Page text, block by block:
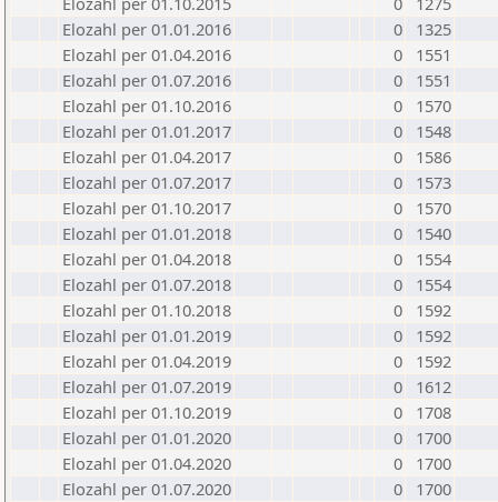
Elozahl per 01.01.2016
0
1325
Elozahl per 01.04.2016
0
1551
Elozahl per 01.07.2016
0
1551
Elozahl per 01.10.2016
0
1570
Elozahl per 01.01.2017
0
1548
Elozahl per 01.04.2017
0
1586
Elozahl per 01.07.2017
0
1573
Elozahl per 01.10.2017
0
1570
Elozahl per 01.01.2018
0
1540
Elozahl per 01.04.2018
0
1554
Elozahl per 01.07.2018
0
1554
Elozahl per 01.10.2018
0
1592
Elozahl per 01.01.2019
0
1592
Elozahl per 01.04.2019
0
1592
Elozahl per 01.07.2019
0
1612
Elozahl per 01.10.2019
0
1708
Elozahl per 01.01.2020
0
1700
Elozahl per 01.04.2020
0
1700
Elozahl per 01.07.2020
0
1700